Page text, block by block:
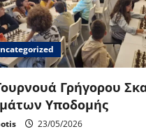
Γρήγορου
Υποδομής
23/05/2026